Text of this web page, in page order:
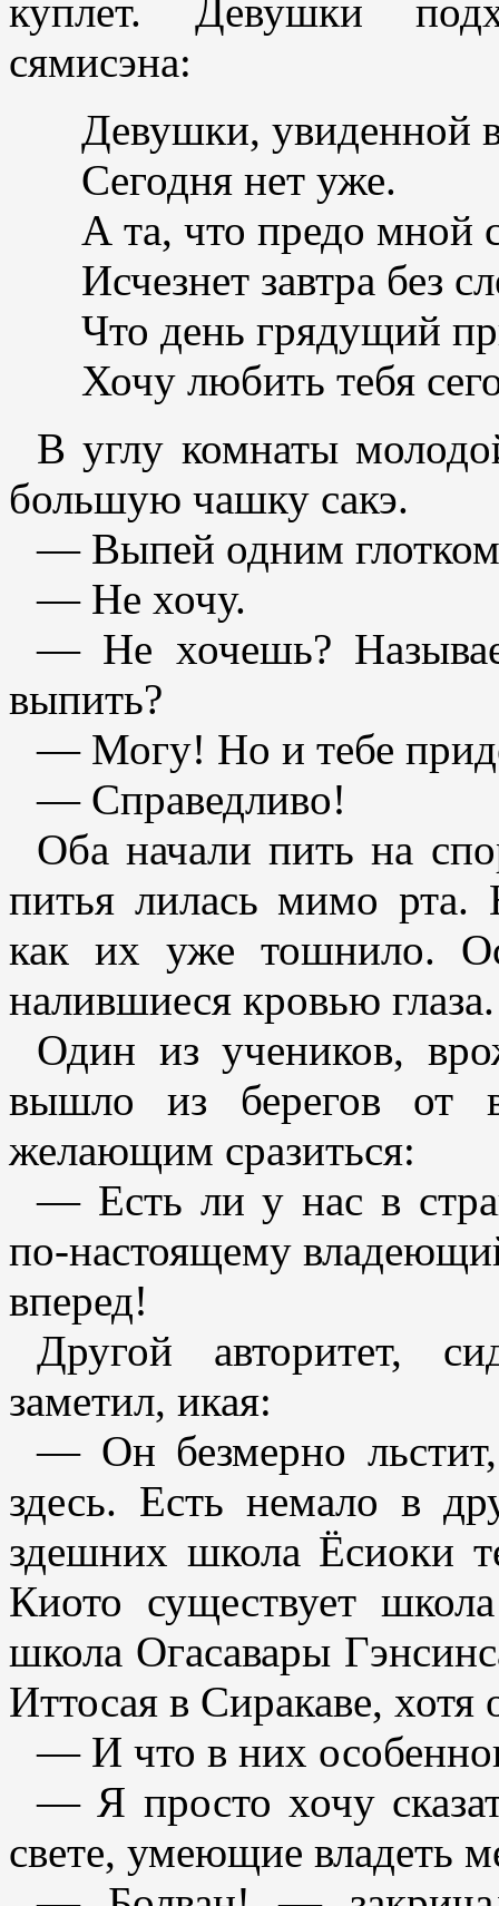
куплет. Девушки
сямисэна:
Девушки, увиденной
Сегодня нет уже.
А та, что предо мной
Исчезнет завтра без
Что день грядущий
Хочу любить тебя
В углу комнаты
большую чашку сакэ.
— Выпей одним
— Не хочу.
— Не хочешь?
выпить?
— Могу! Но и тебе
— Справедливо!
Оба начали пить на
питья лилась мимо
как их уже тошнило.
налившиеся кровью глаза.
Один из учеников,
вышло из берегов от
желающим сразиться:
— Есть ли у нас в
по-настоящему
вперед!
Другой авторитет,
заметил, икая:
— Он безмерно
здесь. Есть немало в
здешних школа Ёсиоки
Киото существует
школа Огасавары
Иттосая в Сиракаве, хотя
— И что в них
— Я просто хочу
свете, умеющие владеть